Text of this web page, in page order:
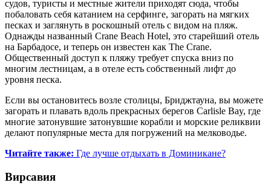
судов, туристы и местные жители приходят сюда, чтобы
побаловать себя катанием на серфинге, загорать на мягких
песках и заглянуть в роскошный отель с видом на пляж.
Однажды названный Crane Beach Hotel, это старейший отель
на Барбадосе, и теперь он известен как The Crane.
Общественный доступ к пляжу требует спуска вниз по
многим лестницам, а в отеле есть собственный лифт до
уровня песка.
Если вы остановитесь возле столицы, Бриджтауна, вы можете
загорать и плавать вдоль прекрасных берегов Carlisle Bay, где
многие затонувшие затонувшие корабли и морские реликвии
делают популярные места для погружений на мелководье.
Читайте также: Где лучше отдыхать в Доминикане?
Вирсавия